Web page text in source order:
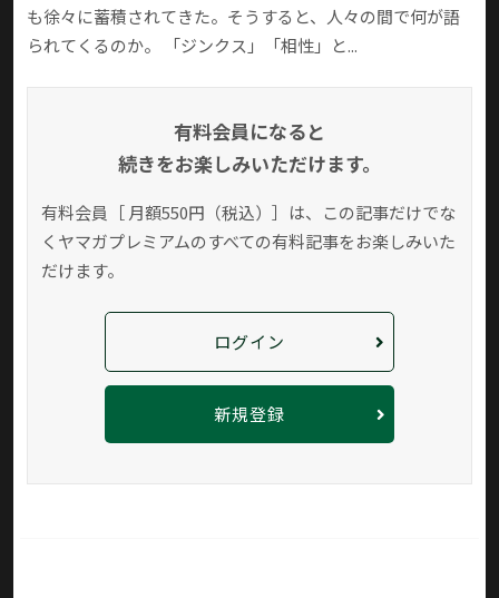
も徐々に蓄積されてきた。そうすると、人々の間で何が語
られてくるのか。 「ジンクス」「相性」と...
有料会員になると
続きをお楽しみいただけます。
有料会員［ 月額550円（税込）］は、この記事だけでな
く ヤマガプレミアムのすべての有料記事をお楽しみいた
だけます。
ログイン
新規登録